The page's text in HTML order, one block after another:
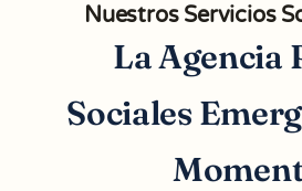
Nuestros Servicios
La Agencia
Sociales